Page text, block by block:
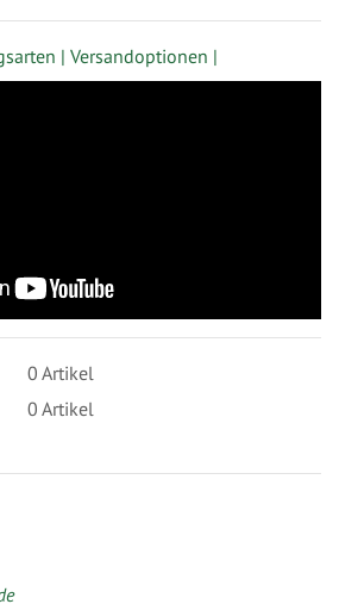
| Versandoptionen |
0 Artikel
0 Artikel